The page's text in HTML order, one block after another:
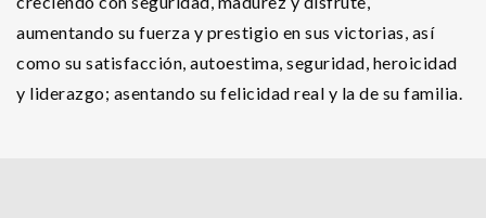
aumentando su fuerza y prestigio en sus victorias, así
como su satisfacción, autoestima, seguridad, heroicidad
y liderazgo; asentando su felicidad real y la de su familia.